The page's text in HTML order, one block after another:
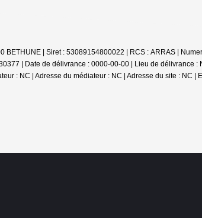
BETHUNE | Siret : 53089154800022 | RCS : ARRAS |
| Date de délivrance : 0000-00-00 | Lieu de délivrance :
: NC | Adresse du médiateur : NC | Adresse du site : NC |